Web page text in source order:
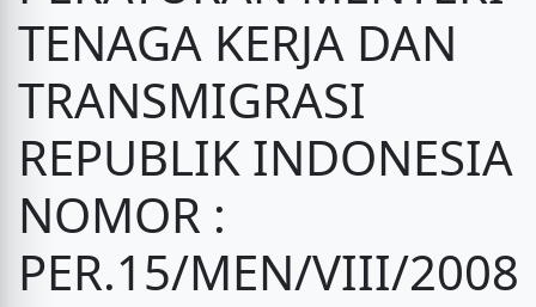
TENAGA KERJA DAN
TRANSMIGRASI
REPUBLIK INDONESIA
NOMOR :
PER.15/MEN/VIII/2008